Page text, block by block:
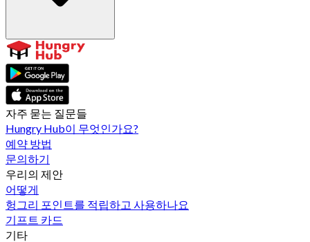
자주 묻는 질문들
Hungry Hub이 무엇인가요?
예약 방법
문의하기
우리의 제안
어떻게
헝그리 포인트를 적립하고 사용하나요
기프트 카드
기타